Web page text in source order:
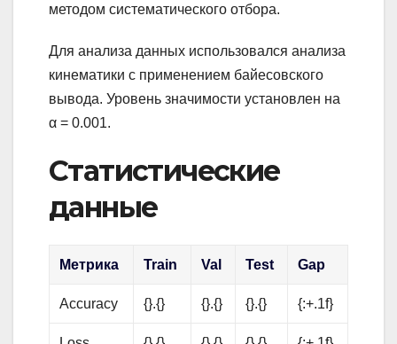
методом систематического отбора.
Для анализа данных использовался анализа
кинематики с применением байесовского
вывода. Уровень значимости установлен на
α = 0.001.
Статистические
данные
Метрика Train Val Test Gap
Accuracy {}.{} {}.{} {}.{} {:+.1f}